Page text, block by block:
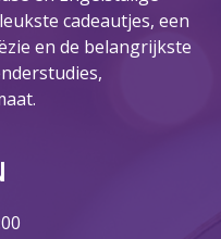
2020
2020
2020
2020
2020
cadeautjes, een
en de belangrijkste